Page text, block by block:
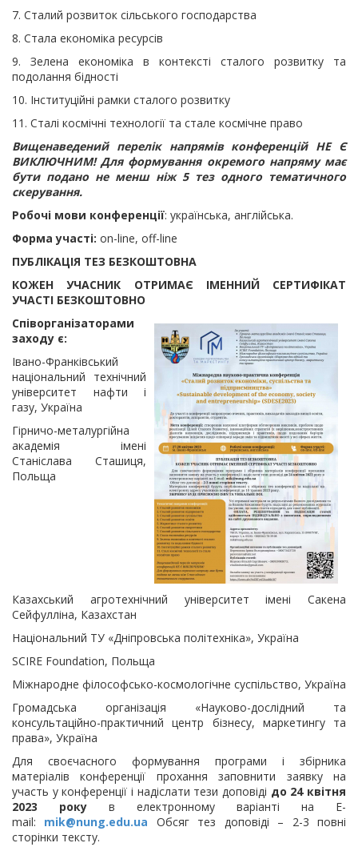
7. Сталий розвиток сільського господарства
8. Стала економіка ресурсів
9. Зелена економіка в контексті сталого розвитку та
подолання бідності
10. Інституційні рамки сталого розвитку
11. Сталі космічні технології та стале космічне право
Вищенаведений перелік напрямів конференцій НЕ Є
ВИКЛЮЧНИМ! Для формування окремого напряму має
бути подано не менш ніж 5 тез одного тематичного
скерування.
Робочі мови конференції: українська, англійська.
Форма участі: on-line, off-line
ПУБЛІКАЦІЯ ТЕЗ БЕЗКОШТОВНА
КОЖЕН УЧАСНИК ОТРИМАЄ ІМЕННИЙ СЕРТИФІКАТ
УЧАСТІ БЕЗКОШТОВНО
Співорганізаторами
заходу є:
Івано-Франківський
національний технічний
університет нафти і
газу, Україна
Гірничо-металургійна
академія імені
Станіслава Сташиця,
Польща
Казахський агротехнічний університет імені Сакена
Сейфулліна, Казахстан
Національний ТУ «Дніпровська політехніка», Україна
SCIRE Foundation, Польща
Міжнародне філософсько-космологічне суспільство, Україна
Громадська організація «Науково-дослідний та
консультаційно-практичний центр бізнесу, маркетингу та
права», Україна
Для своєчасного формування програми і збірника
матеріалів конференції прохання заповнити заявку на
участь у конференції і надіслати тези доповіді до 24 квітня
2023 року в електронному варіанті на E-
mail: mik@nung.edu.ua Обсяг тез доповіді – 2-3 повні
сторінки тексту.